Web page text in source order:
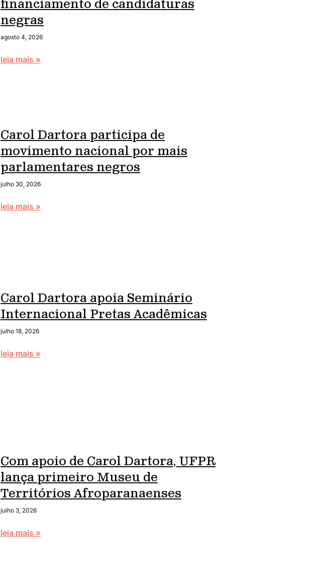
financiamento de candidaturas
negras
agosto 4, 2026
leia mais »
Carol Dartora participa de
movimento nacional por mais
parlamentares negros
julho 30, 2026
leia mais »
Carol Dartora apoia Seminário
Internacional Pretas Acadêmicas
julho 18, 2026
leia mais »
Com apoio de Carol Dartora, UFPR
lança primeiro Museu de
Territórios Afroparanaenses
julho 3, 2026
leia mais »